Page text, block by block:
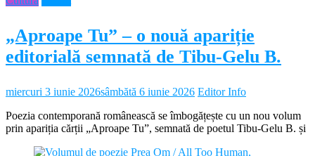
„Aproape Tu” – o nouă apariție
editorială semnată de Tibu-Gelu B.
miercuri 3 iunie 2026sâmbătă 6 iunie 2026 Editor Info
Poezia contemporană românească se îmbogățește cu un nou volum
prin apariția cărții „Aproape Tu”, semnată de poetul Tibu-Gelu B. și